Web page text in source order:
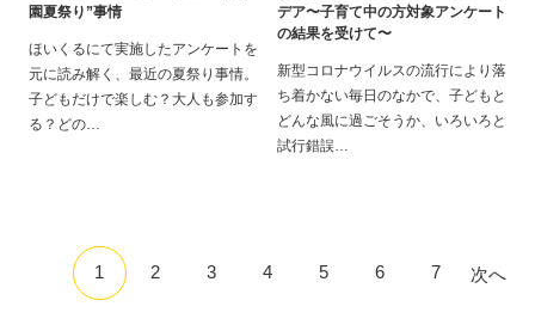
園夏祭り”事情
ほいくるにて実施したアンケートを
元に読み解く、最近の夏祭り事情。
子どもだけで楽しむ？大人も参加す
る？どの
デア〜子育て中の方対象アンケート
の結果を受けて〜
新型コロナウイルスの流行により落
ち着かない毎日のなかで、子どもと
どんな風に過ごそうか、いろいろと
試行錯誤
1 2 3 4 5 6 7 次へ